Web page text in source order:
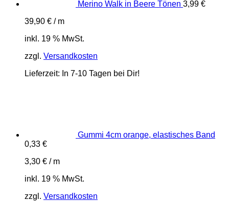
Merino Walk in Beere Tönen 3,99 €
39,90 € / m
inkl. 19 % MwSt.
zzgl. Versandkosten
Lieferzeit: In 7-10 Tagen bei Dir!
Gummi 4cm orange, elastisches Band
0,33 €
3,30 € / m
inkl. 19 % MwSt.
zzgl. Versandkosten